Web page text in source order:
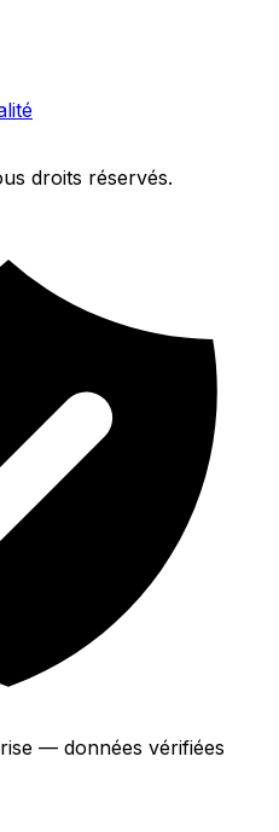
droits réservés.
— données vérifiées